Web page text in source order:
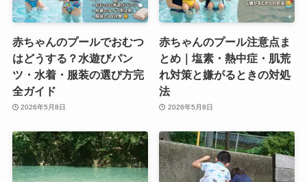
赤ちゃんのプールでおむつ
はどうする？水遊びパン
ツ・水着・服装の選び方完
全ガイド
2026年5月8日
赤ちゃんのプール注意点ま
とめ｜塩素・熱中症・肌荒
れ対策と嫌がるときの対処
法
2026年5月8日